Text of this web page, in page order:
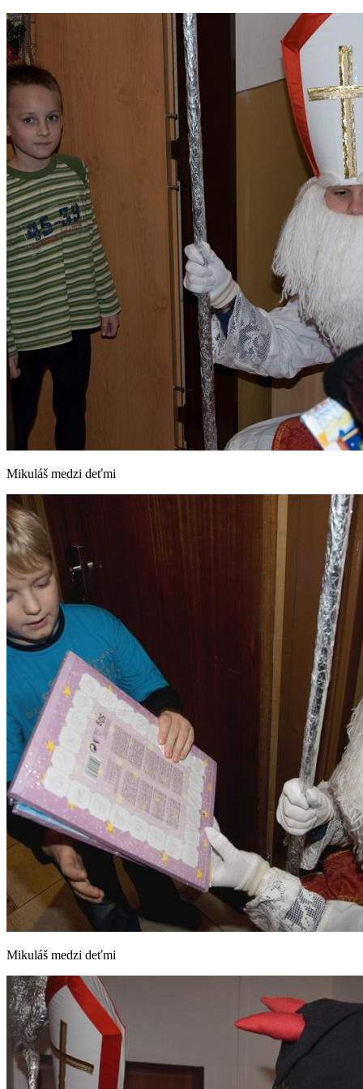
Mikuláš medzi deťmi
Mikuláš medzi deťmi